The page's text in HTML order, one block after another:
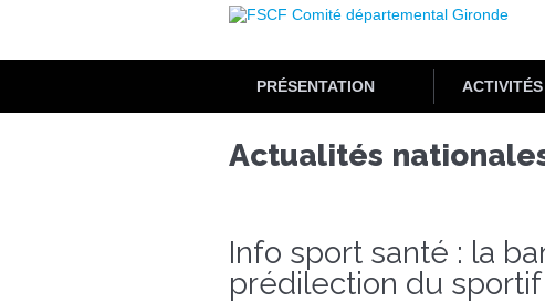
principal
PRÉSENTATION ACTIVITÉS
Actualités
Info sport santé : la
prédilection du sportif